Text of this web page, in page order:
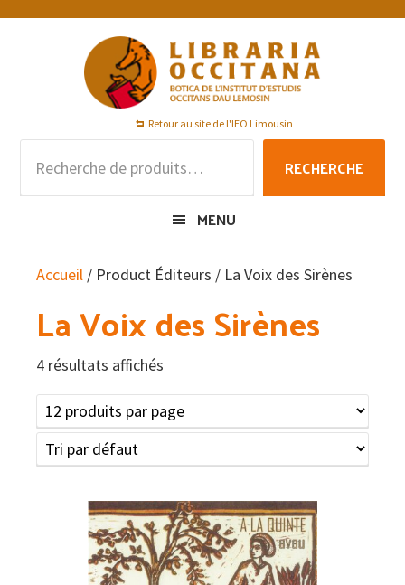
Passer
Passer
Passer
Retour au site de l'IEO Limousin
pour :
RECHERCHE
MENU
Accueil / Product Éditeurs / La Voix des Sirènes
La Voix des Sirènes
4 résultats affichés